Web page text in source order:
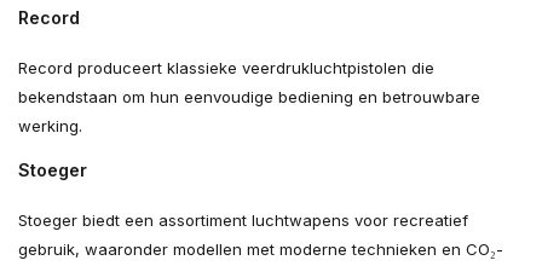
Record
Record produceert klassieke veerdrukluchtpistolen die
bekendstaan om hun eenvoudige bediening en betrouwbare
werking.
Stoeger
Stoeger biedt een assortiment luchtwapens voor recreatief
gebruik, waaronder modellen met moderne technieken en CO₂-